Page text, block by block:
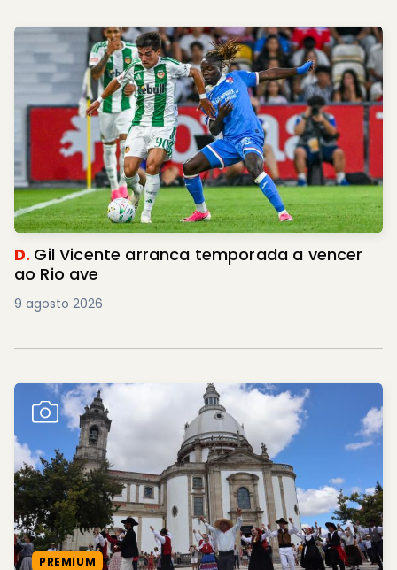
D. Gil Vicente arranca temporada a vencer
ao Rio ave
9 agosto 2026
PREMIUM